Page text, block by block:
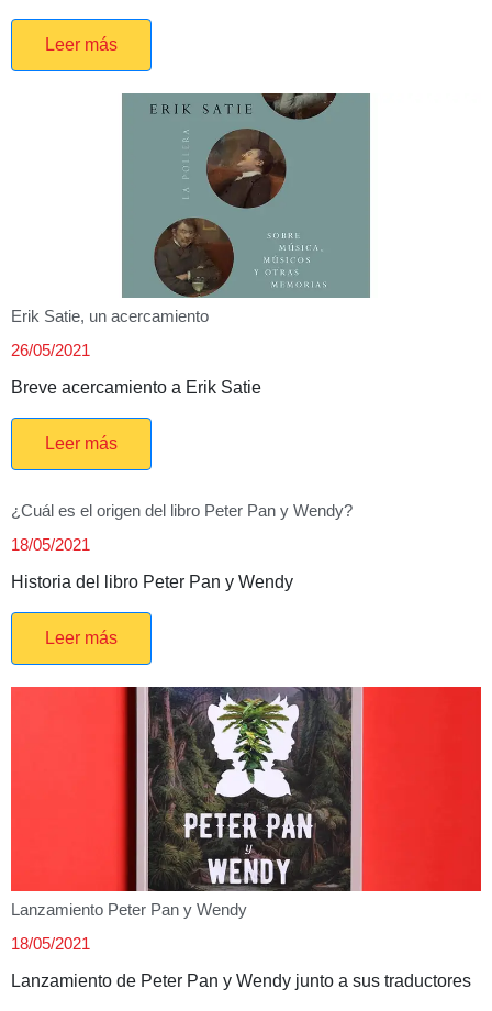
Leer más
Erik Satie, un acercamiento
26/05/2021
Breve acercamiento a Erik Satie
Leer más
¿Cuál es el origen del libro Peter Pan y Wendy?
18/05/2021
Historia del libro Peter Pan y Wendy
Leer más
Lanzamiento Peter Pan y Wendy
18/05/2021
Lanzamiento de Peter Pan y Wendy junto a sus traductores